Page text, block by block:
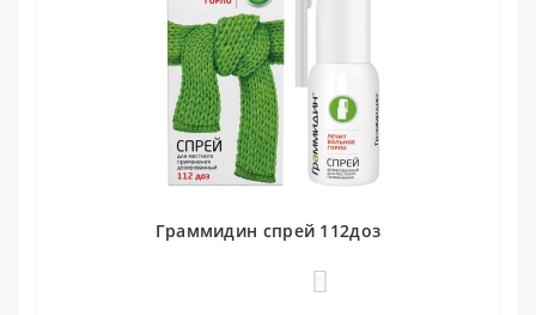
Граммидин спрей 112доз